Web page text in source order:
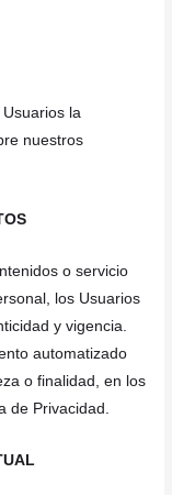
la
nuestros
o servicio
los Usuarios
y vigencia.
automatizado
o finalidad, en los
de Privacidad.